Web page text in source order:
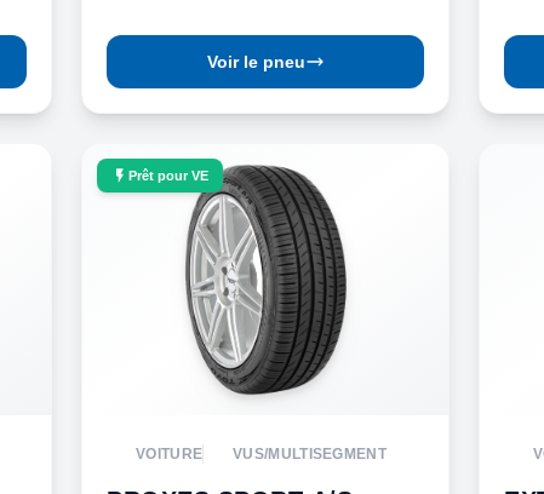
Voir le pneu
Prêt pour VE
VOITURE VUS/MULTISEGMENT